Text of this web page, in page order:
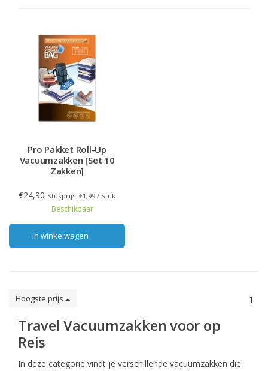
Pro Pakket Roll-Up
Vacuumzakken [Set 10
Zakken]
€24,90 Stukprijs: €1,99 / Stuk
Beschikbaar
In winkelwagen
Hoogste prijs 1
Travel Vacuumzakken voor op
Reis
In deze categorie vindt je verschillende vacuümzakken die